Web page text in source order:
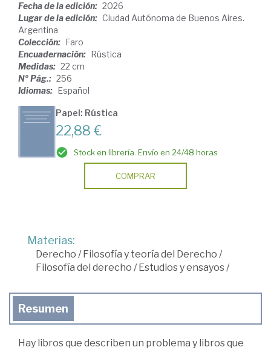
Fecha de la edición: 2026
Lugar de la edición: Ciudad Autónoma de Buenos Aires.
Argentina
Colección: Faro
Encuadernación: Rústica
Medidas: 22 cm
Nº Pág.: 256
Idiomas: Español
Papel: Rústica
22,88 €
Stock en librería. Envío en 24/48 horas
COMPRAR
Materias:
Derecho / Filosofía y teoría del Derecho /
Filosofía del derecho / Estudios y ensayos/
Resumen
Hay libros que describen un problema y libros que